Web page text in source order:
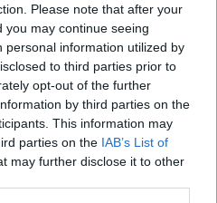
Please note that after your
may continue seeing
personal information utilized by
to third parties prior to
opt-out of the further
by third parties on the
This information may
parties on the IAB’s List of
may further disclose it to other
4 χρόνια σύντροφος της
τον για πρώτη φορά